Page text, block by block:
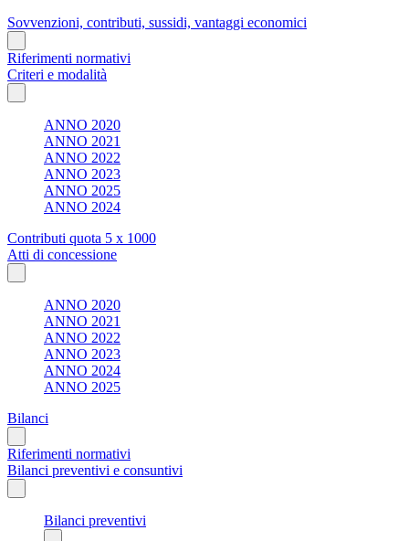
Sovvenzioni, contributi, sussidi, vantaggi economici
Riferimenti normativi
Criteri e modalità
ANNO 2020
ANNO 2021
ANNO 2022
ANNO 2023
ANNO 2025
ANNO 2024
Contributi quota 5 x 1000
Atti di concessione
ANNO 2020
ANNO 2021
ANNO 2022
ANNO 2023
ANNO 2024
ANNO 2025
Bilanci
Riferimenti normativi
Bilanci preventivi e consuntivi
Bilanci preventivi